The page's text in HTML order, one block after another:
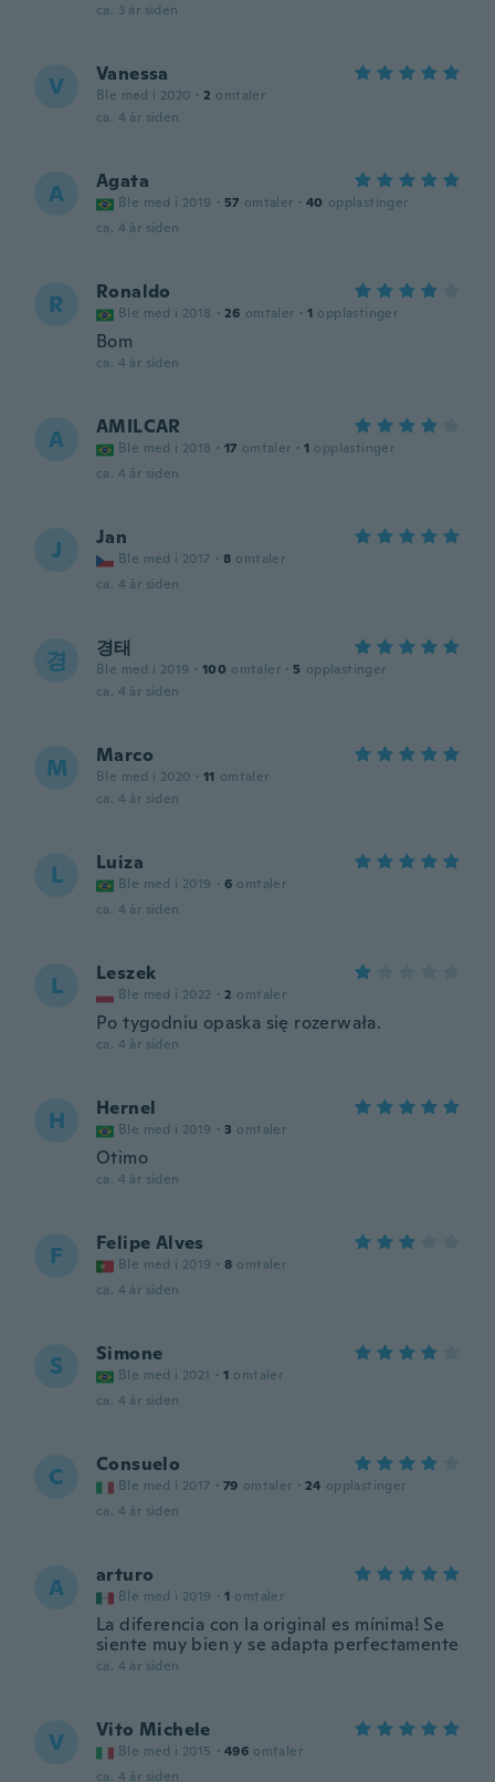
ca. 3 år siden
V Vanessa
Ble med i 2020 · 2 omtaler
ca. 4 år siden
A Agata
Ble med i 2019 · 57 omtaler · 40 opplastinger
ca. 4 år siden
R Ronaldo
Ble med i 2018 · 26 omtaler · 1 opplastinger
Bom
ca. 4 år siden
A AMILCAR
Ble med i 2018 · 17 omtaler · 1 opplastinger
ca. 4 år siden
J Jan
Ble med i 2017 · 8 omtaler
ca. 4 år siden
경 경태
Ble med i 2019 · 100 omtaler · 5 opplastinger
ca. 4 år siden
M Marco
Ble med i 2020 · 11 omtaler
ca. 4 år siden
L Luiza
Ble med i 2019 · 6 omtaler
ca. 4 år siden
L Leszek
Ble med i 2022 · 2 omtaler
Po tygodniu opaska się rozerwała.
ca. 4 år siden
H Hernel
Ble med i 2019 · 3 omtaler
Otimo
ca. 4 år siden
F Felipe Alves
Ble med i 2019 · 8 omtaler
ca. 4 år siden
S Simone
Ble med i 2021 · 1 omtaler
ca. 4 år siden
C Consuelo
Ble med i 2017 · 79 omtaler · 24 opplastinger
ca. 4 år siden
A arturo
Ble med i 2019 · 1 omtaler
La diferencia con la original es mínima! Se
siente muy bien y se adapta perfectamente
ca. 4 år siden
V Vito Michele
Ble med i 2015 · 496 omtaler
ca. 4 år siden